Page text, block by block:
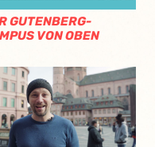
GUTENBERG-
VON OBEN